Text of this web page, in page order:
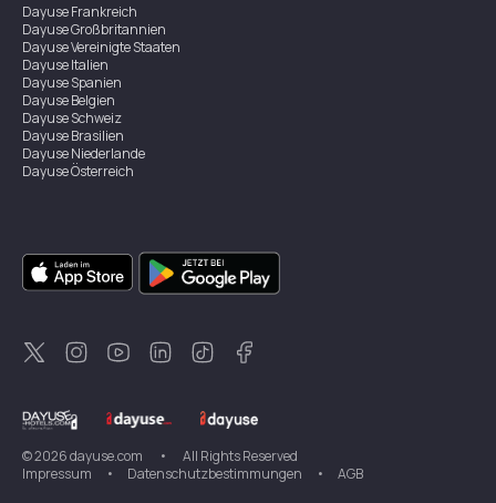
DayuseFrankreich
DayuseGroßbritannien
DayuseVereinigte Staaten
DayuseItalien
DayuseSpanien
DayuseBelgien
DayuseSchweiz
DayuseBrasilien
DayuseNiederlande
DayuseÖsterreich
DayuseSingapur
DayuseZweden
DayuseThailand
DayuseNeuseeland
DayuseTürkei
©2026dayuse.com •
All Rights Reserved
Impressum
• Datenschutzbestimmungen • AGB